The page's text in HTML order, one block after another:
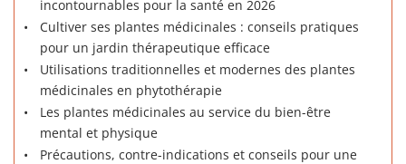
incontournables pour la santé en 2026
Cultiver ses plantes médicinales : conseils pratiques
pour un jardin thérapeutique efficace
Utilisations traditionnelles et modernes des plantes
médicinales en phytothérapie
Les plantes médicinales au service du bien-être
mental et physique
Précautions, contre-indications et conseils pour une